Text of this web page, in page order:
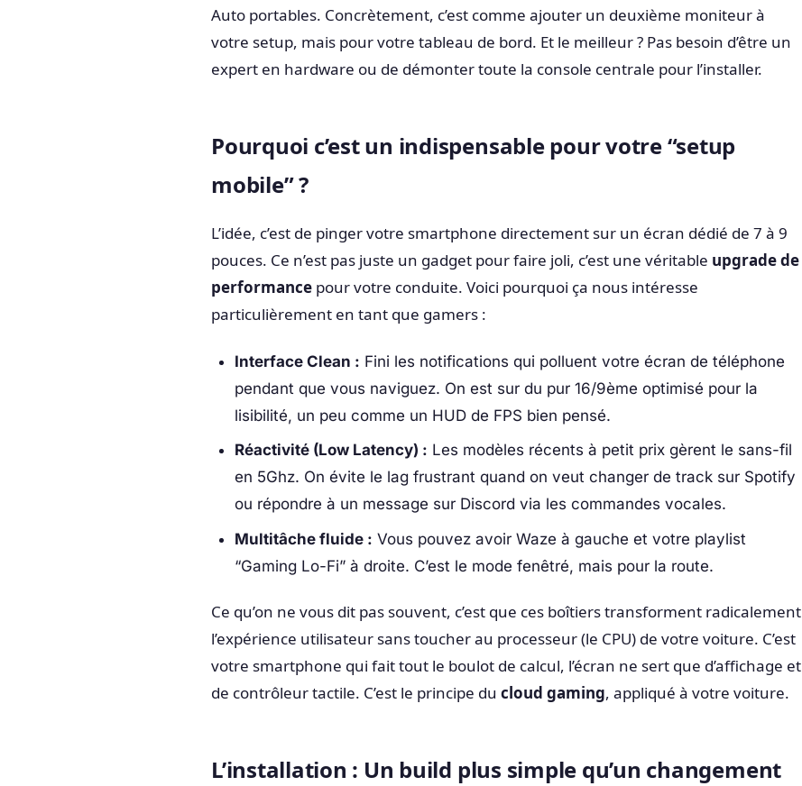
Auto portables. Concrètement, c’est comme ajouter un deuxième moniteur à
votre setup, mais pour votre tableau de bord. Et le meilleur ? Pas besoin d’être un
expert en hardware ou de démonter toute la console centrale pour l’installer.
Pourquoi c’est un indispensable pour votre “setup
mobile” ?
L’idée, c’est de pinger votre smartphone directement sur un écran dédié de 7 à 9
pouces. Ce n’est pas juste un gadget pour faire joli, c’est une véritable upgrade de
performance pour votre conduite. Voici pourquoi ça nous intéresse
particulièrement en tant que gamers :
Interface Clean : Fini les notifications qui polluent votre écran de téléphone
pendant que vous naviguez. On est sur du pur 16/9ème optimisé pour la
lisibilité, un peu comme un HUD de FPS bien pensé.
Réactivité (Low Latency) : Les modèles récents à petit prix gèrent le sans-fil
en 5Ghz. On évite le lag frustrant quand on veut changer de track sur Spotify
ou répondre à un message sur Discord via les commandes vocales.
Multitâche fluide : Vous pouvez avoir Waze à gauche et votre playlist
“Gaming Lo-Fi” à droite. C’est le mode fenêtré, mais pour la route.
Ce qu’on ne vous dit pas souvent, c’est que ces boîtiers transforment radicalement
l’expérience utilisateur sans toucher au processeur (le CPU) de votre voiture. C’est
votre smartphone qui fait tout le boulot de calcul, l’écran ne sert que d’affichage et
de contrôleur tactile. C’est le principe du cloud gaming, appliqué à votre voiture.
L’installation : Un build plus simple qu’un changement